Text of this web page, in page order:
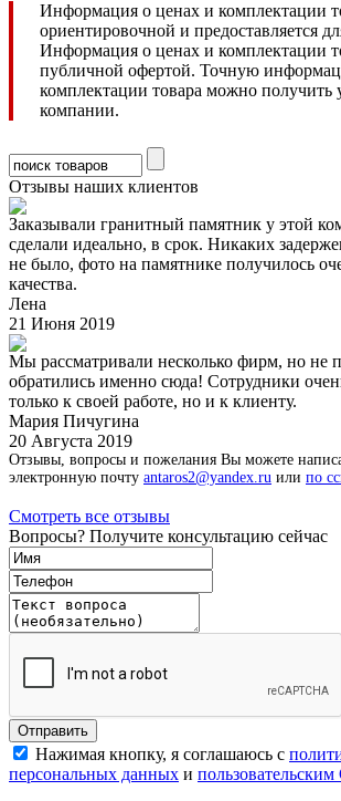
Информация о ценах и комплектации
ориентировочной и предоставляется
Информация о ценах и комплектации
публичной офертой. Точную
комплектации товара можно получить
компании.
Отзывы наших клиентов
Заказывали гранитный памятник у этой
сделали идеально, в срок. Никаких
не было, фото на памятнике получилось
качества.
Лена
21 Июня 2019
Мы рассматривали несколько фирм, но не
обратились именно сюда! Сотрудники
только к своей работе, но и к клиенту.
Мария Пичугина
20 Августа 2019
Отзывы, вопросы и пожелания Вы можете
электронную почту antaros2@yandex.ru или по
Смотреть все отзывы
Вопросы? Получите консультацию сейчас
Нажимая кнопку, я соглашаюсь с
персональных данных и